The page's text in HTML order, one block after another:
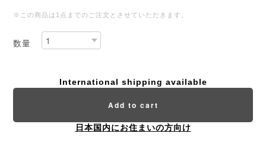
※この商品は1点までのご注文とさせていただきます。
数量
International shipping available
Add to cart
日本国内にお住まいの方向け